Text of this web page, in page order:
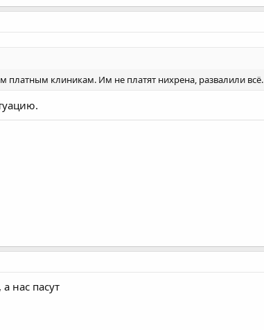
платным клиникам. Им не платят нихрена, развалили всё.
нас пасут